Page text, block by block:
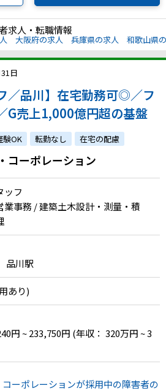
求人・転職情報
大阪府の求人 兵庫県の求人 和歌山県
日
／品川】在宅勤務可◎／フ
G売上1,000億円超の基盤
験OK 転勤なし 在宅の配慮
コーポレーション
ッフ
業事務 / 建築土木設計・測量・積
【最寄り駅】 品川駅
あり)
円 ~ 233,750円 (年収： 320万円 ~ 3
ーポレーションが採用中の障害者の